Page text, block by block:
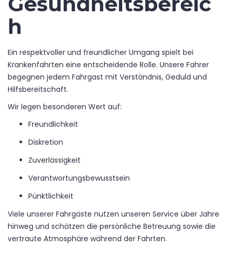
h
Ein respektvoller und freundlicher Umgang spielt bei
Krankenfahrten eine entscheidende Rolle. Unsere Fahrer
begegnen jedem Fahrgast mit Verständnis, Geduld und
Hilfsbereitschaft.
Wir legen besonderen Wert auf:
Freundlichkeit
Diskretion
Zuverlässigkeit
Verantwortungsbewusstsein
Pünktlichkeit
Viele unserer Fahrgäste nutzen unseren Service über Jahre
hinweg und schätzen die persönliche Betreuung sowie die
vertraute Atmosphäre während der Fahrten.